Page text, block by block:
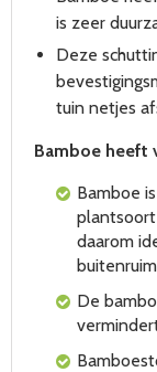
is zeer
Deze
tuin netjes
Bamboe heeft
Bamboe
plantsoort
daarom
De